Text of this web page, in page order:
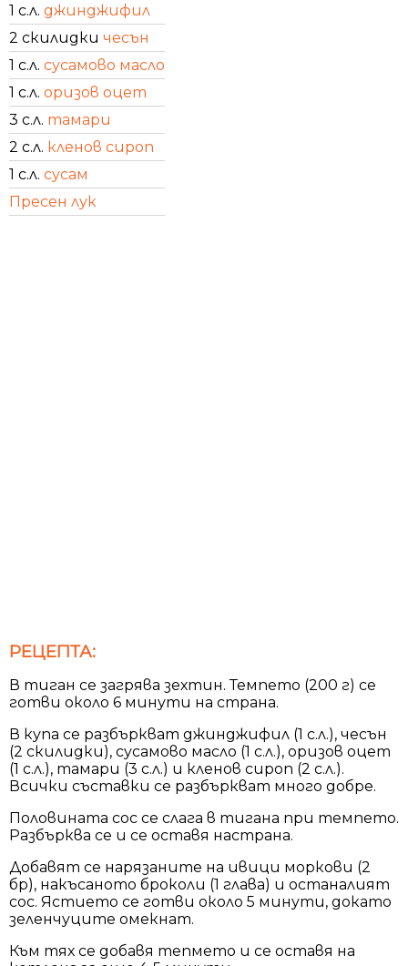
1 с.л. джинджифил
2 скилидки чесън
1 с.л. сусамово масло
1 с.л. оризов оцет
3 с.л. тамари
2 с.л. кленов сироп
1 с.л. сусам
Пресен лук
РЕЦЕПТА:
В тиган се загрява зехтин. Темпето (200 г) се
готви около 6 минути на страна.
В купа се разбъркват джинджифил (1 с.л.), чесън
(2 скилидки), сусамово масло (1 с.л.), оризов оцет
(1 с.л.), тамари (3 с.л.) и кленов сироп (2 с.л.).
Всички съставки се разбъркват много добре.
Половината сос се слага в тигана при темпето.
Разбърква се и се оставя настрана.
Добавят се нарязаните на ивици моркови (2
бр), накъсаното броколи (1 глава) и останалият
сос. Ястието се готви около 5 минути, докато
зеленчуците омекнат.
Към тях се добавя тепмето и се оставя на